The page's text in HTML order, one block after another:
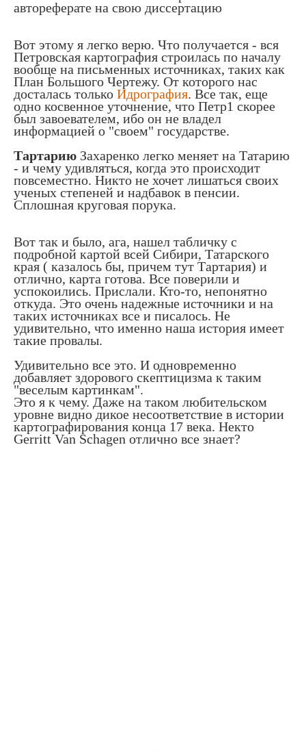
автореферате на свою диссертацию
Вот этому я легко верю. Что получается - вся
Петровская картография строилась по началу
вообще на письменных источниках, таких как
План Большого Чертежу. От которого нас
досталась только Идрография. Все так, еще
одно косвенное уточнение, что Петр1 скорее
был завоевателем, ибо он не владел
информацией о "своем" государстве.
Тартарию Захаренко легко меняет на Татарию
- и чему удивляться, когда это происходит
повсеместно. Никто не хочет лишаться своих
ученых степеней и надбавок в пенсии.
Сплошная круговая порука.
Вот так и было, ага, нашел табличку с
подробной картой всей Сибири, Татарского
края ( казалось бы, причем тут Тартария) и
отлично, карта готова. Все поверили и
успокоились. Прислали. Кто-то, непонятно
откуда. Это очень надежные источники и на
таких источниках все и писалось. Не
удивительно, что именно наша история имеет
такие провалы.
Удивительно все это. И одновременно
добавляет здорового скептицизма к таким
"веселым картинкам".
Это я к чему. Даже на таком любительском
уровне видно дикое несоответствие в истории
картографирования конца 17 века. Некто
Gerritt Van Schagen отлично все знает?